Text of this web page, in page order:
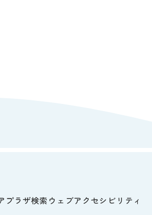
プラザ検索 ウェブアクセシビリティ